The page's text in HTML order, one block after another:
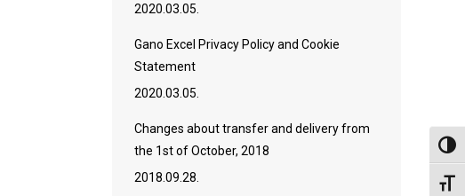
2020.03.05.
Gano Excel Privacy Policy and Cookie
Statement
2020.03.05.
Changes about transfer and delivery from
the 1st of October, 2018
2018.09.28.